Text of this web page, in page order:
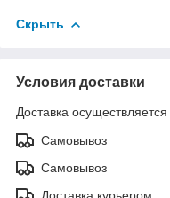
Скрыть
Условия доставки
Доставка
Самовывоз
Самовывоз
Доставка курьером